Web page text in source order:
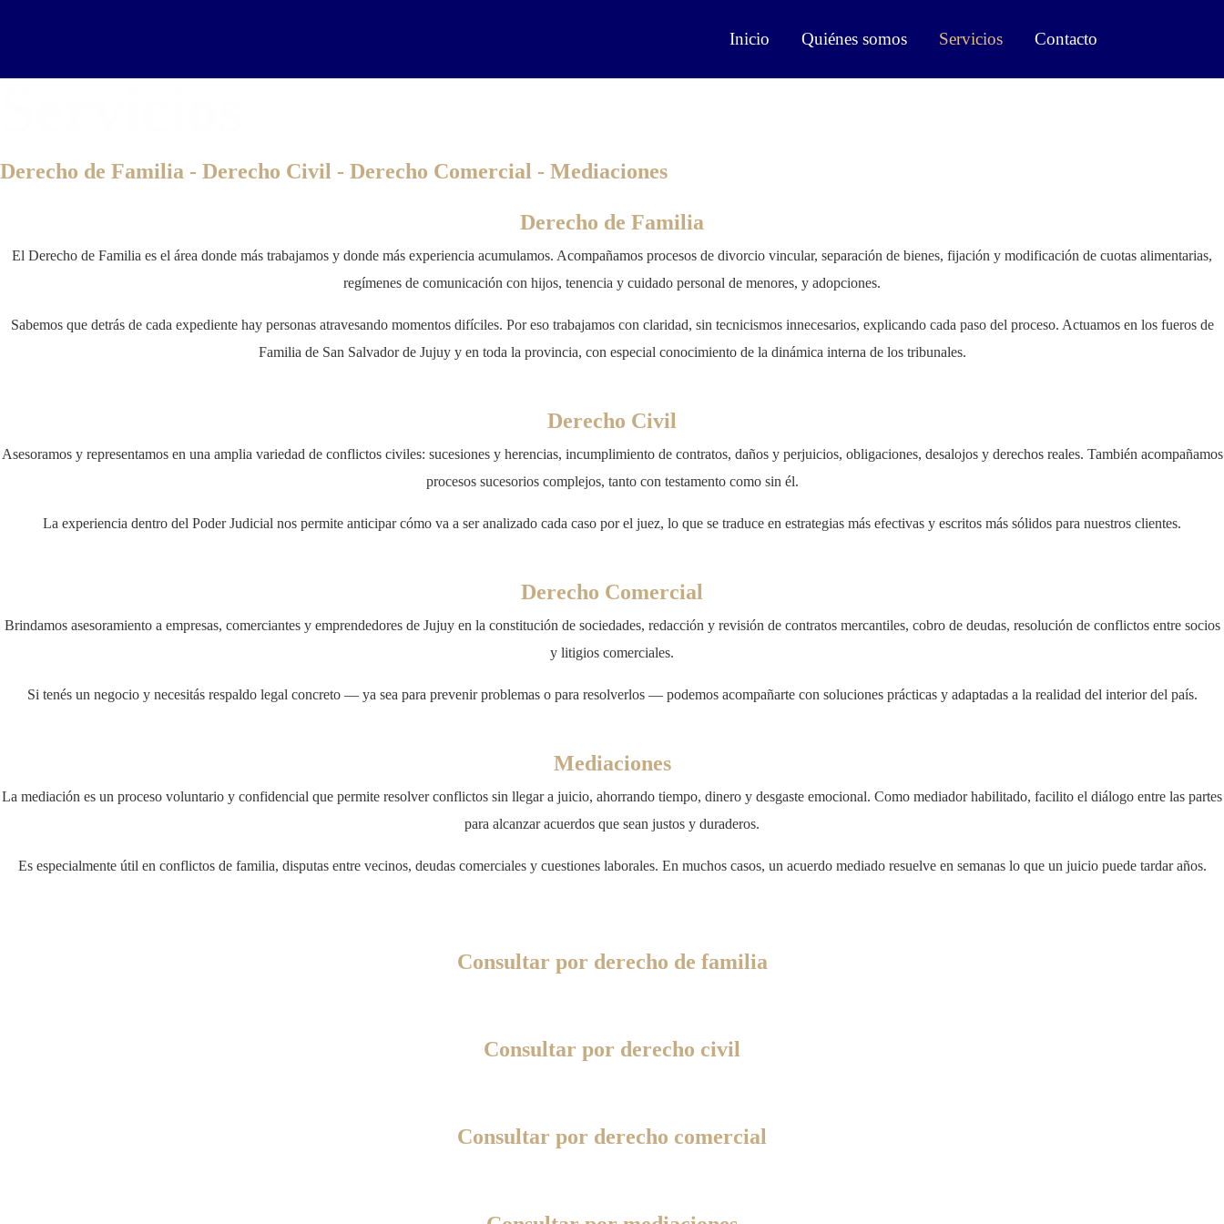
Inicio Quiénes somos Servicios Contacto
Derecho de Familia - Derecho Civil - Derecho Comercial - Mediaciones
Derecho de Familia
El Derecho de Familia es el área donde más trabajamos y donde más experiencia acumulamos. Acompañamos procesos de divorcio vincular, separación de bienes, fijación y modificación de cuotas alimentarias,
regímenes de comunicación con hijos, tenencia y cuidado personal de menores, y adopciones.
Sabemos que detrás de cada expediente hay personas atravesando momentos difíciles. Por eso trabajamos con claridad, sin tecnicismos innecesarios, explicando cada paso del proceso. Actuamos en los fueros de
Familia de San Salvador de Jujuy y en toda la provincia, con especial conocimiento de la dinámica interna de los tribunales.
Derecho Civil
Asesoramos y representamos en una amplia variedad de conflictos civiles: sucesiones y herencias, incumplimiento de contratos, daños y perjuicios, obligaciones, desalojos y derechos reales. También acompañamos
procesos sucesorios complejos, tanto con testamento como sin él.
La experiencia dentro del Poder Judicial nos permite anticipar cómo va a ser analizado cada caso por el juez, lo que se traduce en estrategias más efectivas y escritos más sólidos para nuestros clientes.
Derecho Comercial
Brindamos asesoramiento a empresas, comerciantes y emprendedores de Jujuy en la constitución de sociedades, redacción y revisión de contratos mercantiles, cobro de deudas, resolución de conflictos entre socios
y litigios comerciales.
Si tenés un negocio y necesitás respaldo legal concreto — ya sea para prevenir problemas o para resolverlos — podemos acompañarte con soluciones prácticas y adaptadas a la realidad del interior del país.
Mediaciones
La mediación es un proceso voluntario y confidencial que permite resolver conflictos sin llegar a juicio, ahorrando tiempo, dinero y desgaste emocional. Como mediador habilitado, facilito el diálogo entre las partes
para alcanzar acuerdos que sean justos y duraderos.
Es especialmente útil en conflictos de familia, disputas entre vecinos, deudas comerciales y cuestiones laborales. En muchos casos, un acuerdo mediado resuelve en semanas lo que un juicio puede tardar años.
Consultar por derecho de familia
Consultar por derecho civil
Consultar por derecho comercial